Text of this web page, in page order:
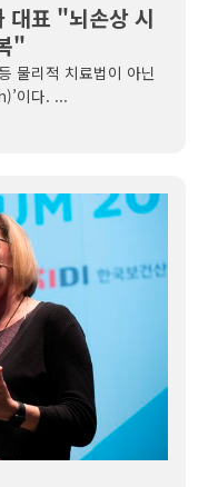
대표 "뇌손상 시
"
물리적 치료법이 아닌
이다. ...